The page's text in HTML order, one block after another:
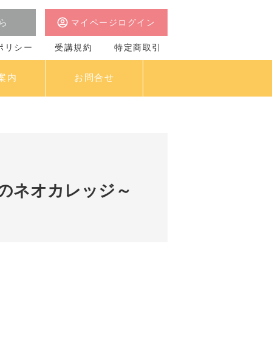
マイページログイン
リシー 受講規約 特定商取引
内 お問合せ
ネオカレッジ～